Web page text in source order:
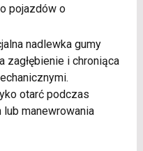
pojazdów o
nadlewka gumy
zagłębienie i chroniąca
otarć podczas
manewrowania